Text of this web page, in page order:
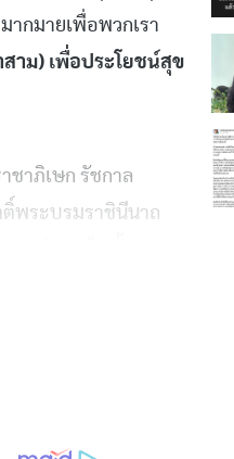
กมายเพื่อพวกเรา
าม) เพื่อประโยชน์สุข
ชาภิเษก รัชกาล
ติ์พระบรมราชินีนาถ